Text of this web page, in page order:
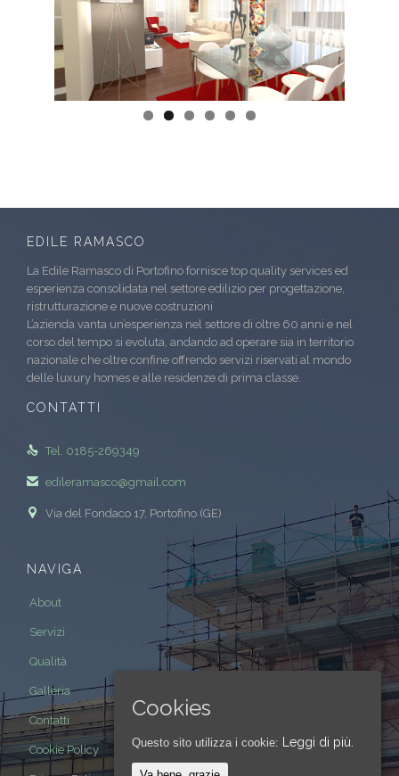
EDILE RAMASCO
La Edile Ramasco di Portofino fornisce top quality services ed
esperienza consolidata nel settore edilizio per progettazione,
ristrutturazione e nuove costruzioni
L’azienda vanta un’esperienza nel settore di oltre 60 anni e nel
corso del tempo si evoluta, andando ad operare sia in territorio
nazionale che oltre confine offrendo servizi riservati al mondo
delle luxury homes e alle residenze di prima classe.
CONTATTI
 Tel. 0185-269349
 edileramasco@gmail.com
 Via del Fondaco 17, Portofino (GE)
NAVIGA
About
Servizi
Qualità
Galleria
Contatti
Cookie Policy
Cookies
Questo sito utilizza i cookie: Leggi di più.